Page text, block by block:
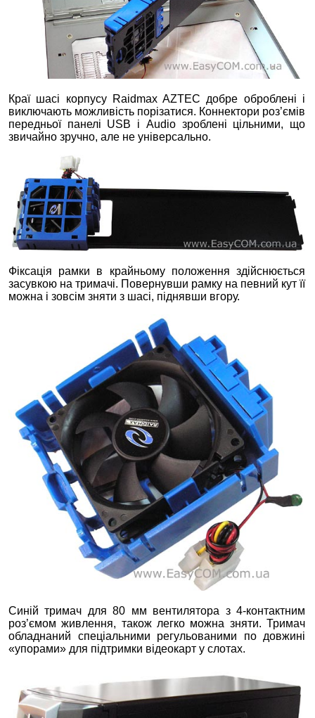
Краї шасі корпусу Raidmax AZTEC добре оброблені і
виключають можливість порізатися. Коннектори роз’ємів
передньої панелі USB і Audio зроблені цільними, що
звичайно зручно, але не універсально.
Фіксація рамки в крайньому положення здійснюється
засувкою на тримачі. Повернувши рамку на певний кут її
можна і зовсім зняти з шасі, піднявши вгору.
Синій тримач для 80 мм вентилятора з 4-контактним
роз’ємом живлення, також легко можна зняти. Тримач
обладнаний спеціальними регульованими по довжині
«упорами» для підтримки відеокарт у слотах.